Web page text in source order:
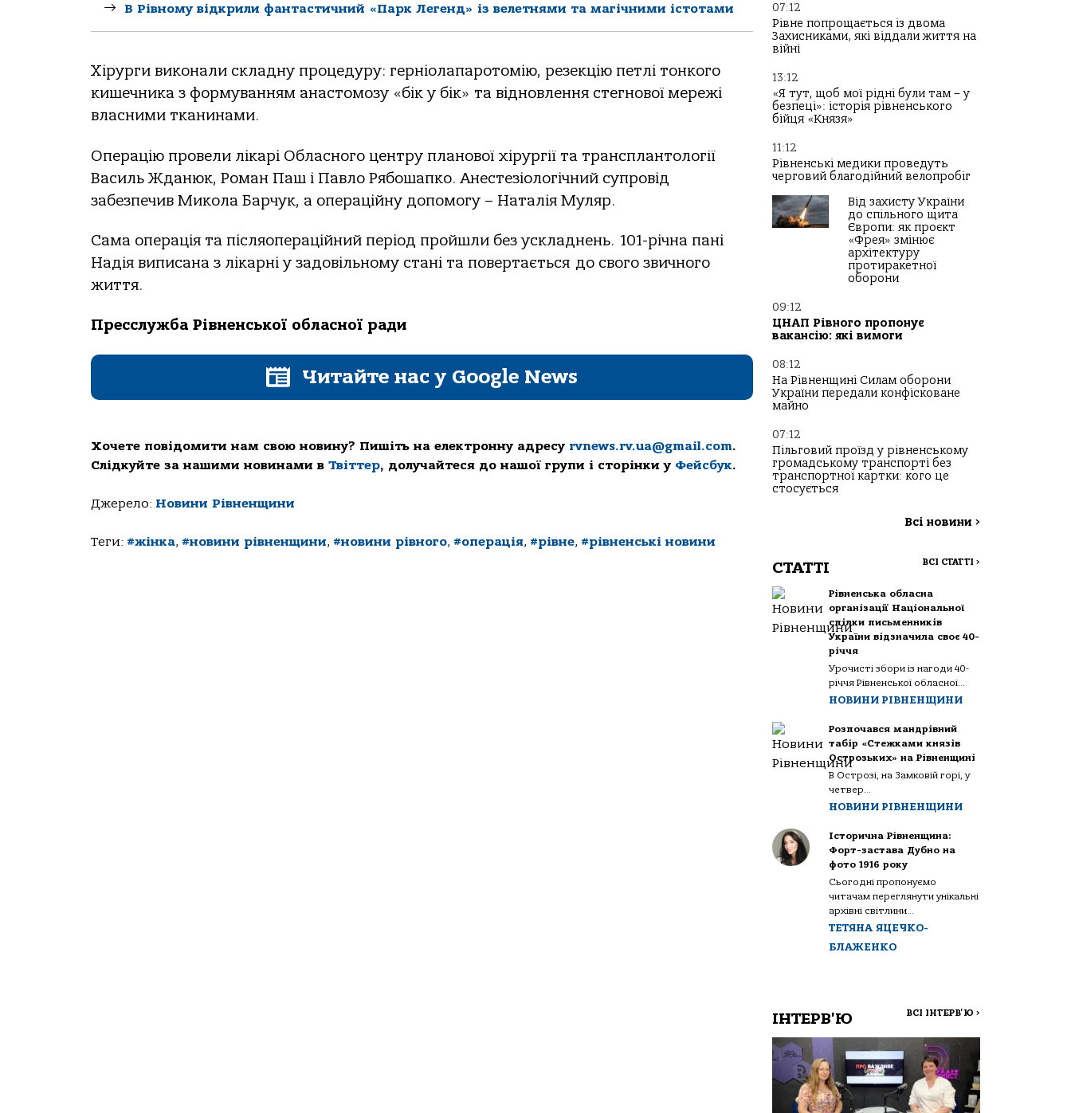
В Рівному відкрили фантастичний «Парк Легенд» із велетнями та магічними істотами
Хірурги виконали складну процедуру: герніолапаротомію, резекцію петлі тонкого
кишечника з формуванням анастомозу «бік у бік» та відновлення стегнової мережі
власними тканинами.
Операцію провели лікарі Обласного центру планової хірургії та трансплантології
Василь Жданюк, Роман Паш і Павло Рябошапко. Анестезіологічний супровід
забезпечив Микола Барчук, а операційну допомогу – Наталія Муляр.
Сама операція та післяопераційний період пройшли без ускладнень. 101-річна пані
Надія виписана з лікарні у задовільному стані та повертається до свого звичного
життя.
Пресслужба Рівненської обласної ради
Читайте нас у Google News
Хочете повідомити нам свою новину? Пишіть на електронну адресу rvnews.rv.ua@gmail.com.
Слідкуйте за нашими новинами в Твіттер, долучайтеся до нашої групи і сторінки у Фейсбук.
Джерело: Новини Рівненщини
Теги: #жінка, #новини рівненщини, #новини рівного, #операція, #рівне, #рівненські новини
07:12
Рівне попрощається із двома
Захисниками, які віддали життя на
війні
13:12
«Я тут, щоб мої рідні були там – у
безпеці»: історія рівненського
бійця «Князя»
11:12
Рівненські медики проведуть
черговий благодійний велопробіг
Від захисту України
до спільного щита
Європи: як проєкт
«Фрея» змінює
архітектуру
протиракетної
оборони
09:12
ЦНАП Рівного пропонує
вакансію: які вимоги
08:12
На Рівненщині Силам оборони
України передали конфісковане
майно
07:12
Пільговий проїзд у рівненському
громадському транспорті без
транспортної картки: кого це
стосується
Всі новини >
СТАТТІ ВСІ СТАТТІ >
Рівненська обласна
організації Національної
спілки письменників
України відзначила своє 40-
річчя
Урочисті збори із нагоди 40-
річчя Рівненської обласної...
НОВИНИ РІВНЕНЩИНИ
Розпочався мандрівний
табір «Стежками князів
Острозьких» на Рівненщині
В Острозі, на Замковій горі, у
четвер...
НОВИНИ РІВНЕНЩИНИ
Історична Рівненщина:
Форт-застава Дубно на
фото 1916 року
Сьогодні пропонуємо
читачам переглянути унікальні
архівні світлини...
ТЕТЯНА ЯЦЕЧКО-
БЛАЖЕНКО
ІНТЕРВ'Ю ВСІ ІНТЕРВ'Ю >